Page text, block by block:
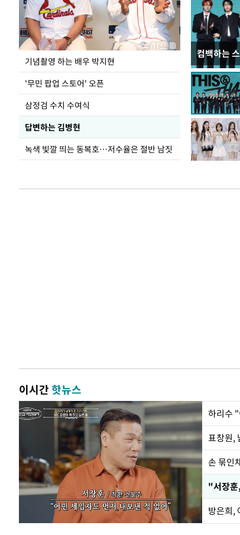
기념촬영 하는 배우 박지현
'무민 팝업 스토어' 오픈
삼정검 수치 수여식
답변하는 김병현
녹색 빛깔 띄는 동복호…저수율은 절반 남짓
컴백하는
이 대통령
가 책임지
이시간핫뉴스
하리수
손 묶인
"서장훈
방은희,